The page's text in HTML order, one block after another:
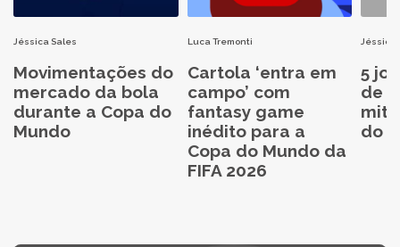
Jéssica Sales
Movimentações do
mercado da bola
durante a Copa do
Mundo
Luca Tremonti
Cartola ‘entra em
campo’ com
fantasy game
inédito para a
Copa do Mundo da
FIFA 2026
Jéssica
5
de
do